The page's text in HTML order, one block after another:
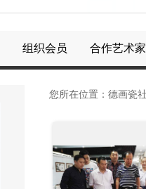
组织会员 合作艺术家
您所在位置： 德画瓷